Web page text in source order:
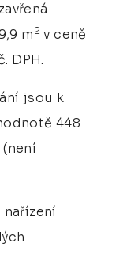
m 2 v ceně
DPH.
jsou k
448
(není